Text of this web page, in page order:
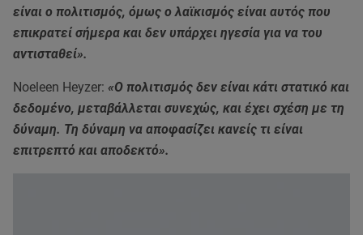
είναι ο πολιτισμός, όμως ο λαϊκισμός είναι αυτός που
επικρατεί σήμερα και δεν υπάρχει ηγεσία για να του
αντισταθεί».
Noeleen Heyzer: «Ο πολιτισμός δεν είναι κάτι στατικό και
δεδομένο, μεταβάλλεται συνεχώς, και έχει σχέση με τη
δύναμη. Τη δύναμη να αποφασίζει κανείς τι είναι
επιτρεπτό και αποδεκτό».